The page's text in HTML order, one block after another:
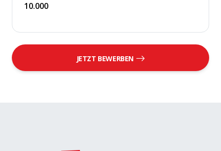
10.000
JETZT BEWERBEN